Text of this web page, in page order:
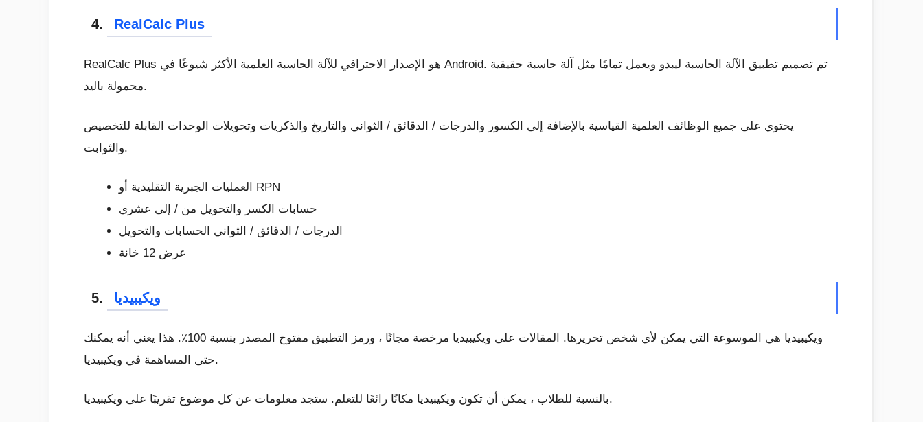
4. RealCalc Plus
RealCalc Plus هو الإصدار الاحترافي للآلة الحاسبة العلمية الأكثر شيوعًا في Android. تم تصميم تطبيق الآلة الحاسبة ليبدو ويعمل تمامًا مثل آلة حاسبة حقيقية
محمولة باليد.
يحتوي على جميع الوظائف العلمية القياسية بالإضافة إلى الكسور والدرجات / الدقائق / الثواني والتاريخ والذكريات وتحويلات الوحدات القابلة للتخصيص
والثوابت.
العمليات الجبرية التقليدية أو RPN
حسابات الكسر والتحويل من / إلى عشري
الدرجات / الدقائق / الثواني الحسابات والتحويل
عرض 12 خانة
5. ويكيبيديا
ويكيبيديا هي الموسوعة التي يمكن لأي شخص تحريرها. المقالات على ويكيبيديا مرخصة مجانًا ، ورمز التطبيق مفتوح المصدر بنسبة 100٪. هذا يعني أنه يمكنك
حتى المساهمة في ويكيبيديا.
بالنسبة للطلاب ، يمكن أن تكون ويكيبيديا مكانًا رائعًا للتعلم. ستجد معلومات عن كل موضوع تقريبًا على ويكيبيديا.